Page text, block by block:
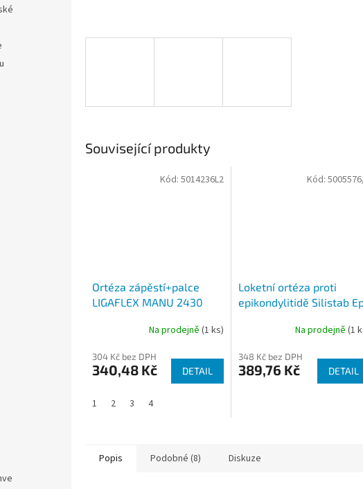
Související produkty
Ortéza zápěstí+palce
LIGAFLEX MANU 2430
Na prodejně (1 ks)
304 Kč bez DPH
340,48 Kč DETAIL
1 2 3 4
Kód: 5014236L2
Loketní ortéza proti
epikondylitidě Silistab
Na prodejně (1
348 Kč bez DPH
389,76 Kč DETAIL
Kód:
Popis Podobné (8) Diskuze